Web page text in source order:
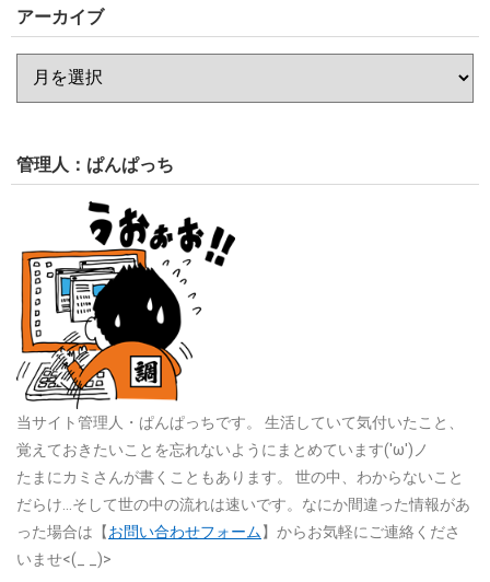
アーカイブ
管理人：ぱんぱっち
当サイト管理人・ぱんぱっちです。
生活していて気付いたこと、
覚えておきたいことを忘れないようにまとめています('ω')ノ
たまにカミさんが書くこともあります。
世の中、わからないこと
だらけ…そして世の中の流れは速いです。なにか間違った情報があ
った場合は【お問い合わせフォーム】からお気軽にご連絡くださ
いませ<(_ _)>